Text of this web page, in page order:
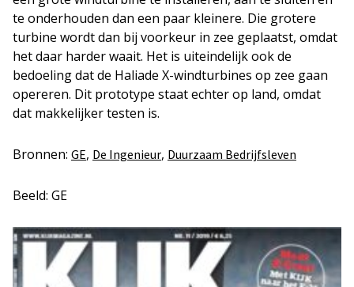
te onderhouden dan een paar kleinere. Die grotere
turbine wordt dan bij voorkeur in zee geplaatst, omdat
het daar harder waait. Het is uiteindelijk ook de
bedoeling dat de Haliade X-windturbines op zee gaan
opereren. Dit prototype staat echter op land, omdat
dat makkelijker testen is.
Bronnen: GE, De Ingenieur, Duurzaam Bedrijfsleven
Beeld: GE